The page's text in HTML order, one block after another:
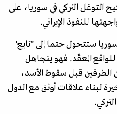
التوغل التركي في سوريا، على
للنفوذ الإيراني.
سوريا ستتحول حتما إلى "تابع"
المعقّد. فهو يتجاهل
الطرفين قبل سقوط الأسد،
لبناء علاقات أوثق مع الدول